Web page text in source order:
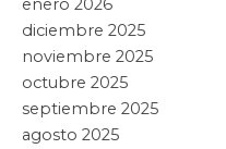
enero 2026
diciembre 2025
noviembre 2025
octubre 2025
septiembre 2025
agosto 2025